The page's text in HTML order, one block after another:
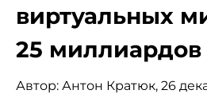
виртуальных
25 миллиардов
Автор: Антон Кратюк, 26